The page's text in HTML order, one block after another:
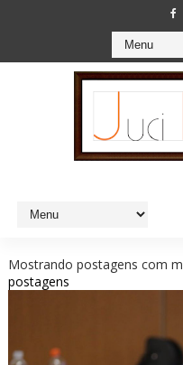
Mostrando postagens com
postagens